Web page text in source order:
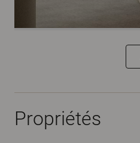
Propriétés